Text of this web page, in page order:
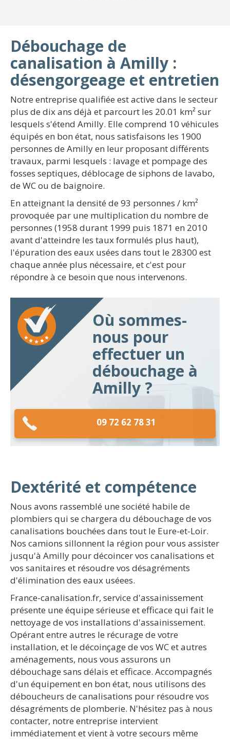
Débouchage de
canalisation à Amilly :
désengorgeage et entretien
Notre entreprise qualifiée est active dans le secteur
plus de dix ans déjà et parcourt les 20.01 km² sur
lesquels s'étend Amilly. Elle comprend 10 véhicules
équipés en bon état, nous satisfaisons les 1900
personnes de Amilly en leur proposant différents
travaux, parmi lesquels : lavage et pompage des
fosses septiques, déblocage de siphons de lavabo,
de WC ou de baignoire.
En atteignant la densité de 93 personnes / km²
provoquée par une multiplication du nombre de
personnes (1958 durant 1999 puis 1871 en 2010
avant d'atteindre les taux formulés plus haut),
l'épuration des eaux usées dans tout le 28300 est
chaque année plus nécessaire, et c'est pour
répondre à ce besoin que nous intervenons.
Où sommes-
nous pour
effectuer un
débouchage à
Amilly ?
09 72 62 78 31
Dextérité et compétence
Nous avons rassemblé une société habile de
plombiers qui se chargera du débouchage de vos
canalisations bouchées dans tout le Eure-et-Loir.
Nos camions sillonnent la région pour vous assister
jusqu'à Amilly pour décoincer vos canalisations et
vos sanitaires et résoudre vos désagréments
d'élimination des eaux uséees.
France-canalisation.fr, service d'assainissement
présente une équipe sérieuse et efficace qui fait le
nettoyage de vos installations d'assainissement.
Opérant entre autres le récurage de votre
installation, et le décoinçage de vos WC et autres
aménagements, nous vous assurons un
débouchage sans délais et efficace. Accompagnés
d'un équipement en bon état, nous utilisons des
déboucheurs de canalisations pour résoudre vos
désagréments de plomberie. N'hésitez pas à nous
contacter, notre entreprise intervient
immédiatement et vient à votre secours même